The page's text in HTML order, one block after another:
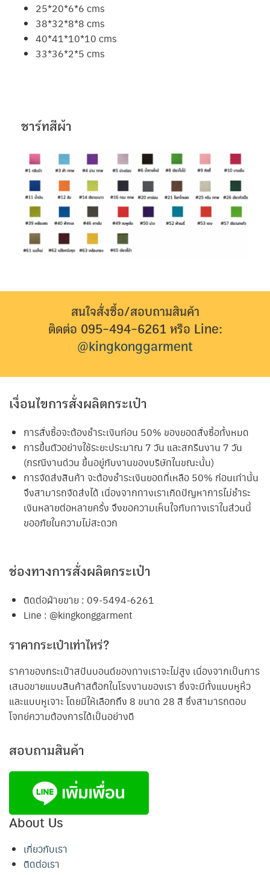
25*20*6*6 cms
38*32*8*8 cms
40*41*10*10 cms
33*36*2*5 cms
ชาร์ทสีผ้า
สนใจสั่งซื้อ/สอบถามสินค้า
ติดต่อ 095-494-6261 หรือ Line:
@kingkonggarment
เงื่อนไขการสั่งผลิตกระเป๋า
การสั่งซื้อจะต้องชำระเงินก่อน 50% ของยอดสั่งซื้อทั้งหมด
การขึ้นตัวอย่างใช้ระยะประมาณ 7 วัน และสกรีนงาน 7 วัน
(กรณีงานด่วน ขึ้นอยู่กับงานของบริษัทในขณะนั้น)
การจัดส่งสินค้า จะต้องชำระเงินยอดที่เหลือ 50% ก่อนเท่านั้น
จึงสามารถจัดส่งได้ เนื่องจากทางเราเกิดปัญหาการไม่ชำระ
เงินหลายต่อหลายครั้ง จึงขอความเห็นใจกับทางเราในส่วนนี้
ขออภัยในความไม่สะดวก
ช่องทางการสั่งผลิตกระเป๋า
ติดต่อฝ่ายขาย : 09-5494-6261
Line : @kingkonggarment
ราคากระเป๋าเท่าไหร่?
ราคาของกระเป๋าสปันบอนด์ของทางเราจะไม่สูง เนื่องจากเป็นการ
เสนอขายแบบสินค้าสต๊อกในโรงงานของเรา ซึ่งจะมีทั้งแบบหูหิ้ว
และแบบหูเจาะ โดยมีให้เลือกถึง 8 ขนาด 28 สี ซึ่งสามารถตอบ
โจทย์ความต้องการได้เป็นอย่างดี
สอบถามสินค้า
About Us
เกี่ยวกับเรา
ติดต่อเรา